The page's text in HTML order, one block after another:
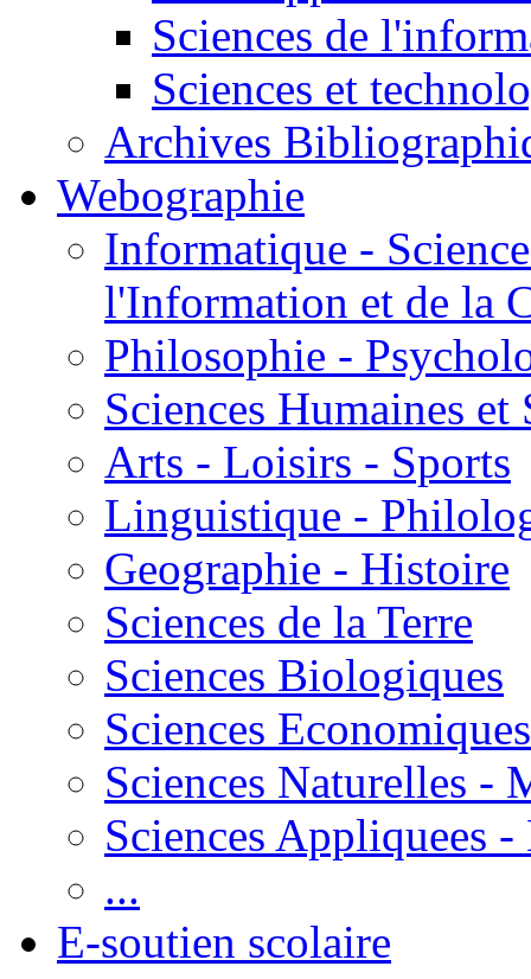
Sciences de
Sciences et
Archives
Webographie
Informatique -
l'Information et de la
Philosophie -
Sciences Humaines et
Arts - Loisirs - Sports
Linguistique -
Geographie - Histoire
Sciences de la Terre
Sciences Biologiques
Sciences Economiques
Sciences Naturelles -
Sciences Appliquees
...
E-soutien scolaire